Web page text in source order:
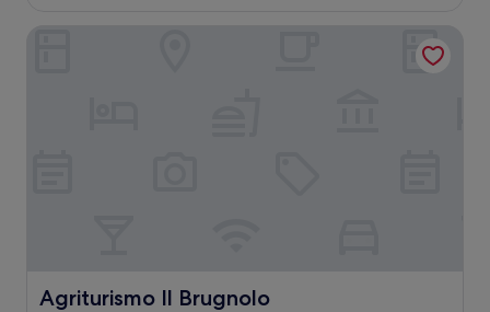
de
64 €
Agriturismo Il Brugnolo
Agriturismo Il Brugnolo